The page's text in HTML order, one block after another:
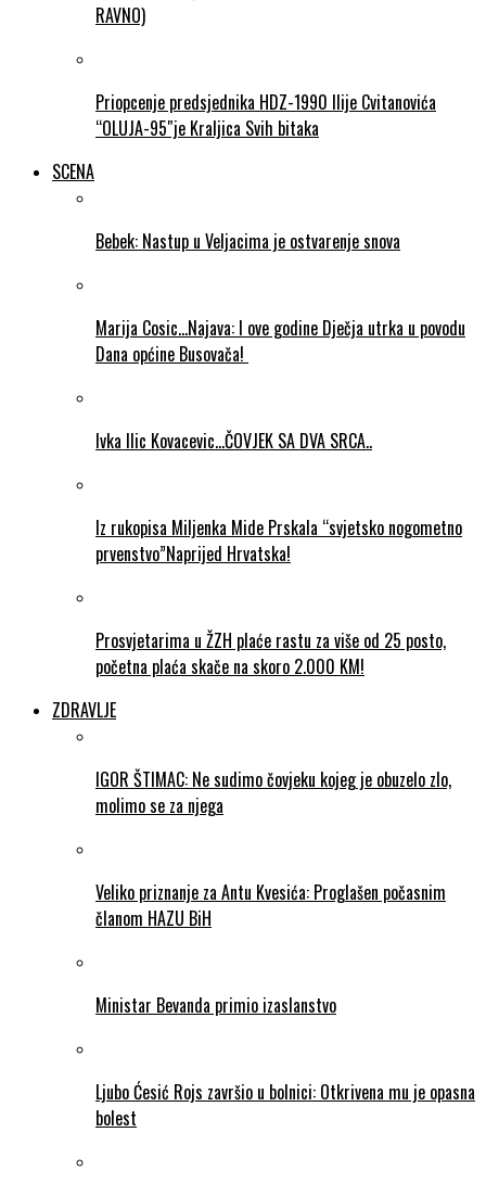
RAVNO)
Priopcenje predsjednika HDZ-1990 Ilije Cvitanovića
“OLUJA-95″je Kraljica Svih bitaka
SCENA
Bebek: Nastup u Veljacima je ostvarenje snova
Marija Cosic…Najava: I ove godine Dječja utrka u povodu
Dana općine Busovača!
Ivka Ilic Kovacevic…ČOVJEK SA DVA SRCA..
Iz rukopisa Miljenka Mide Prskala “svjetsko nogometno
prvenstvo”Naprijed Hrvatska!
Prosvjetarima u ŽZH plaće rastu za više od 25 posto,
početna plaća skače na skoro 2.000 KM!
ZDRAVLJE
IGOR ŠTIMAC: Ne sudimo čovjeku kojeg je obuzelo zlo,
molimo se za njega
Veliko priznanje za Antu Kvesića: Proglašen počasnim
članom HAZU BiH
Ministar Bevanda primio izaslanstvo
Ljubo Ćesić Rojs završio u bolnici: Otkrivena mu je opasna
bolest